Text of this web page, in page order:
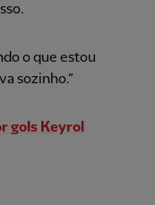
o que estou
sozinho.”
gols Keyrol